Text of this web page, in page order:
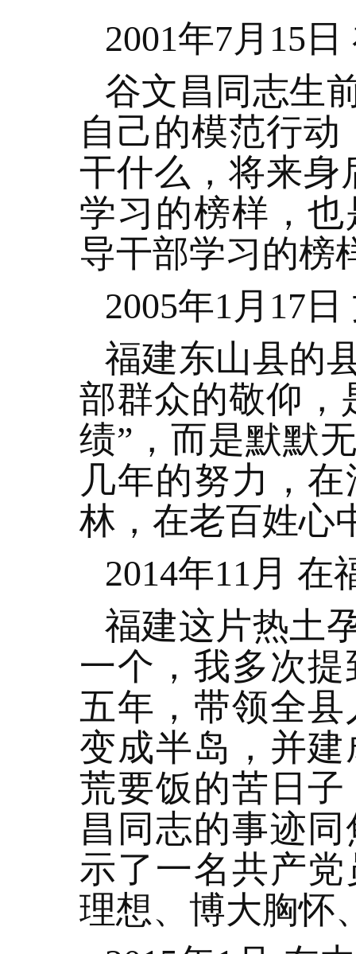
2001年7月15
谷文昌同志生
自己的模范行
干什么，将来身
学习的榜样，
导干部学习的榜
2005年1月17
福建东山县的
部群众的敬仰，
绩”，而是默默
几年的努力，
林，在老百姓心
2014年11月
福建这片热土
一个，我多次
五年，带领全
变成半岛，并
荒要饭的苦日
昌同志的事迹
示了一名共产
理想、博大胸怀